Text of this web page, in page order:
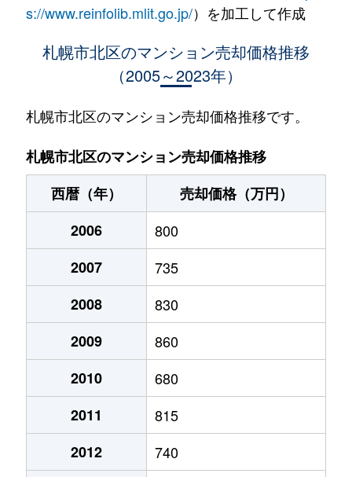
720万円 あいの里教育大
あいの里２条
550万円 あいの里教育大
あいの里２条
200万円 あいの里教育大
あいの里２条
150万円 あいの里教育大
あいの里２条
700万円
あいの里２条
250万円
あいの里２条
150万円
あいの里２条
400万円
あいの里２条
650万円
あいの里２条
550万円
あいの里２条
200万円
s://www.reinfolib.mlit.go.jp/）を加工して作成
札幌市北区のマンション売却価格推移
（2005～2023年）
札幌市北区のマンション売却価格推移です。
札幌市北区のマンション売却価格推移
西暦（年）
売却価格（万円）
2006
800
2007
735
2008
830
2009
860
2010
680
2011
815
2012
740